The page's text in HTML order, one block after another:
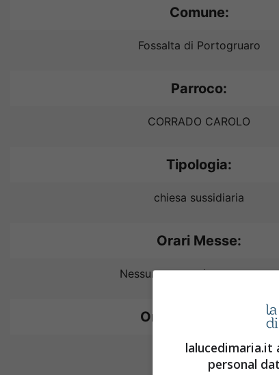
Comune:
Fossalta di Portogruaro
Parroco:
CORRADO CAROLO
Tipologia:
chiesa sussidiaria
Orari Messe:
Nessuna messa in programma.
Orari di Apertura:
Non disponibile
lalucedimaria.it
personal